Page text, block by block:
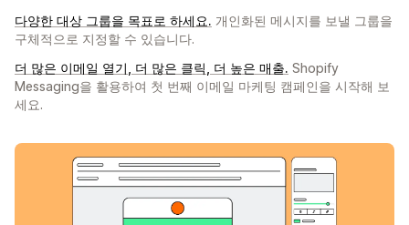
다양한 대상 그룹을 목표로 하세요. 개인화된 메시지를 보낼 그룹을
구체적으로 지정할 수 있습니다.
더 많은 이메일 열기, 더 많은 클릭, 더 높은 매출. Shopify
Messaging을 활용하여 첫 번째 이메일 마케팅 캠페인을 시작해 보
세요.